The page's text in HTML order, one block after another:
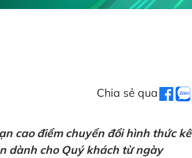
Chia sẻ qua
cao điểm chuyển đổi hình thức kê
dành cho Quý khách từ ngày